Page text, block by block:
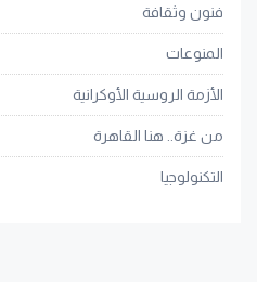
فنون وثقافة
المنوعات
الأزمة الروسية الأوكرانية
من غزة.. هنا القاهرة
التكنولوجيا